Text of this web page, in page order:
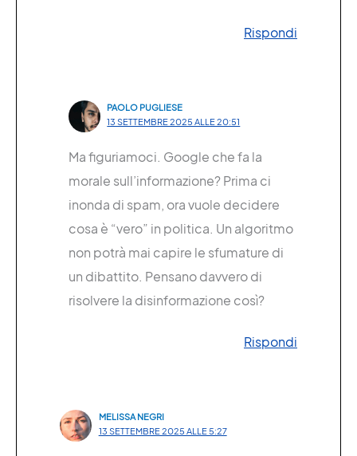
Rispondi
PAOLO PUGLIESE
13 SETTEMBRE 2025 ALLE 20:51
Ma figuriamoci. Google che fa la
morale sull’informazione? Prima ci
inonda di spam, ora vuole decidere
cosa è “vero” in politica. Un algoritmo
non potrà mai capire le sfumature di
un dibattito. Pensano davvero di
risolvere la disinformazione così?
Rispondi
MELISSA NEGRI
13 SETTEMBRE 2025 ALLE 5:27